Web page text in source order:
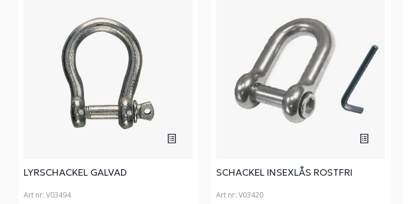
LYRSCHACKEL GALVAD
Art nr: V03494
SCHACKEL INSEXLÅS ROSTFRI
Art nr: V03420